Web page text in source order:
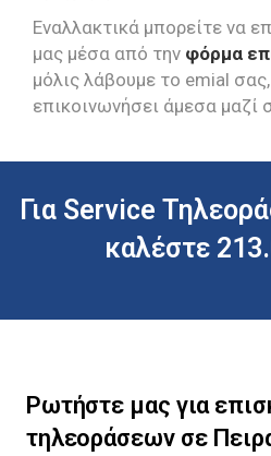
Εναλλακτικά μπορείτε να
μας μέσα από την φόρμα
μόλις λάβουμε το emial
επικοινωνήσει άμεσα μαζί
Για Service
καλέστε
Ρωτήστε μας για
τηλεοράσεων σε